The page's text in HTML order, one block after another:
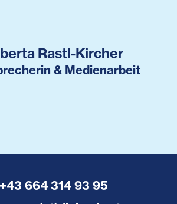
Rastl-Kircher
& Medienarbeit
+43 664 314 93 95